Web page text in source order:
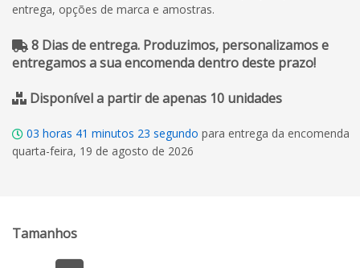
entrega, opções de marca e amostras.
8 Dias de entrega. Produzimos, personalizamos e
entregamos a sua encomenda dentro deste prazo!
Disponível a partir de apenas 10 unidades
03 horas 41 minutos 22 segundo para entrega da encomenda
quarta-feira, 19 de agosto de 2026
Tamanhos